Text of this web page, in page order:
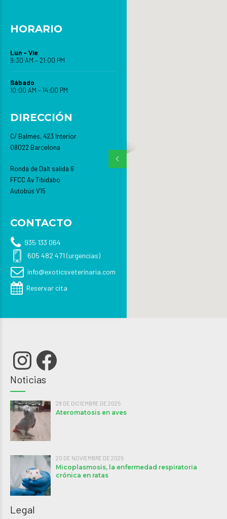
HORARIO
Lun – Vie
9:30 AM – 21:00 PM
Sábado
10:00 AM – 14:00 PM
DIRECCIÓN
C/ Balmes, 423 Interior
08022 Barcelona
Ronda de Dalt salida 6
FFCC Av Tibidabo
Autobús V15
CONTACTO
935 133 064
605 482 471 (urgencias)
info@exoticsveterinaria.com
Reservar cita
Instagram
Facebook
Noticias
29 DE DICIEMBRE DE 2025
Ateromatosis en aves
20 DE NOVIEMBRE DE 2025
Micoplasmosis, la enfermedad respiratoria
crónica en ratas
Legal